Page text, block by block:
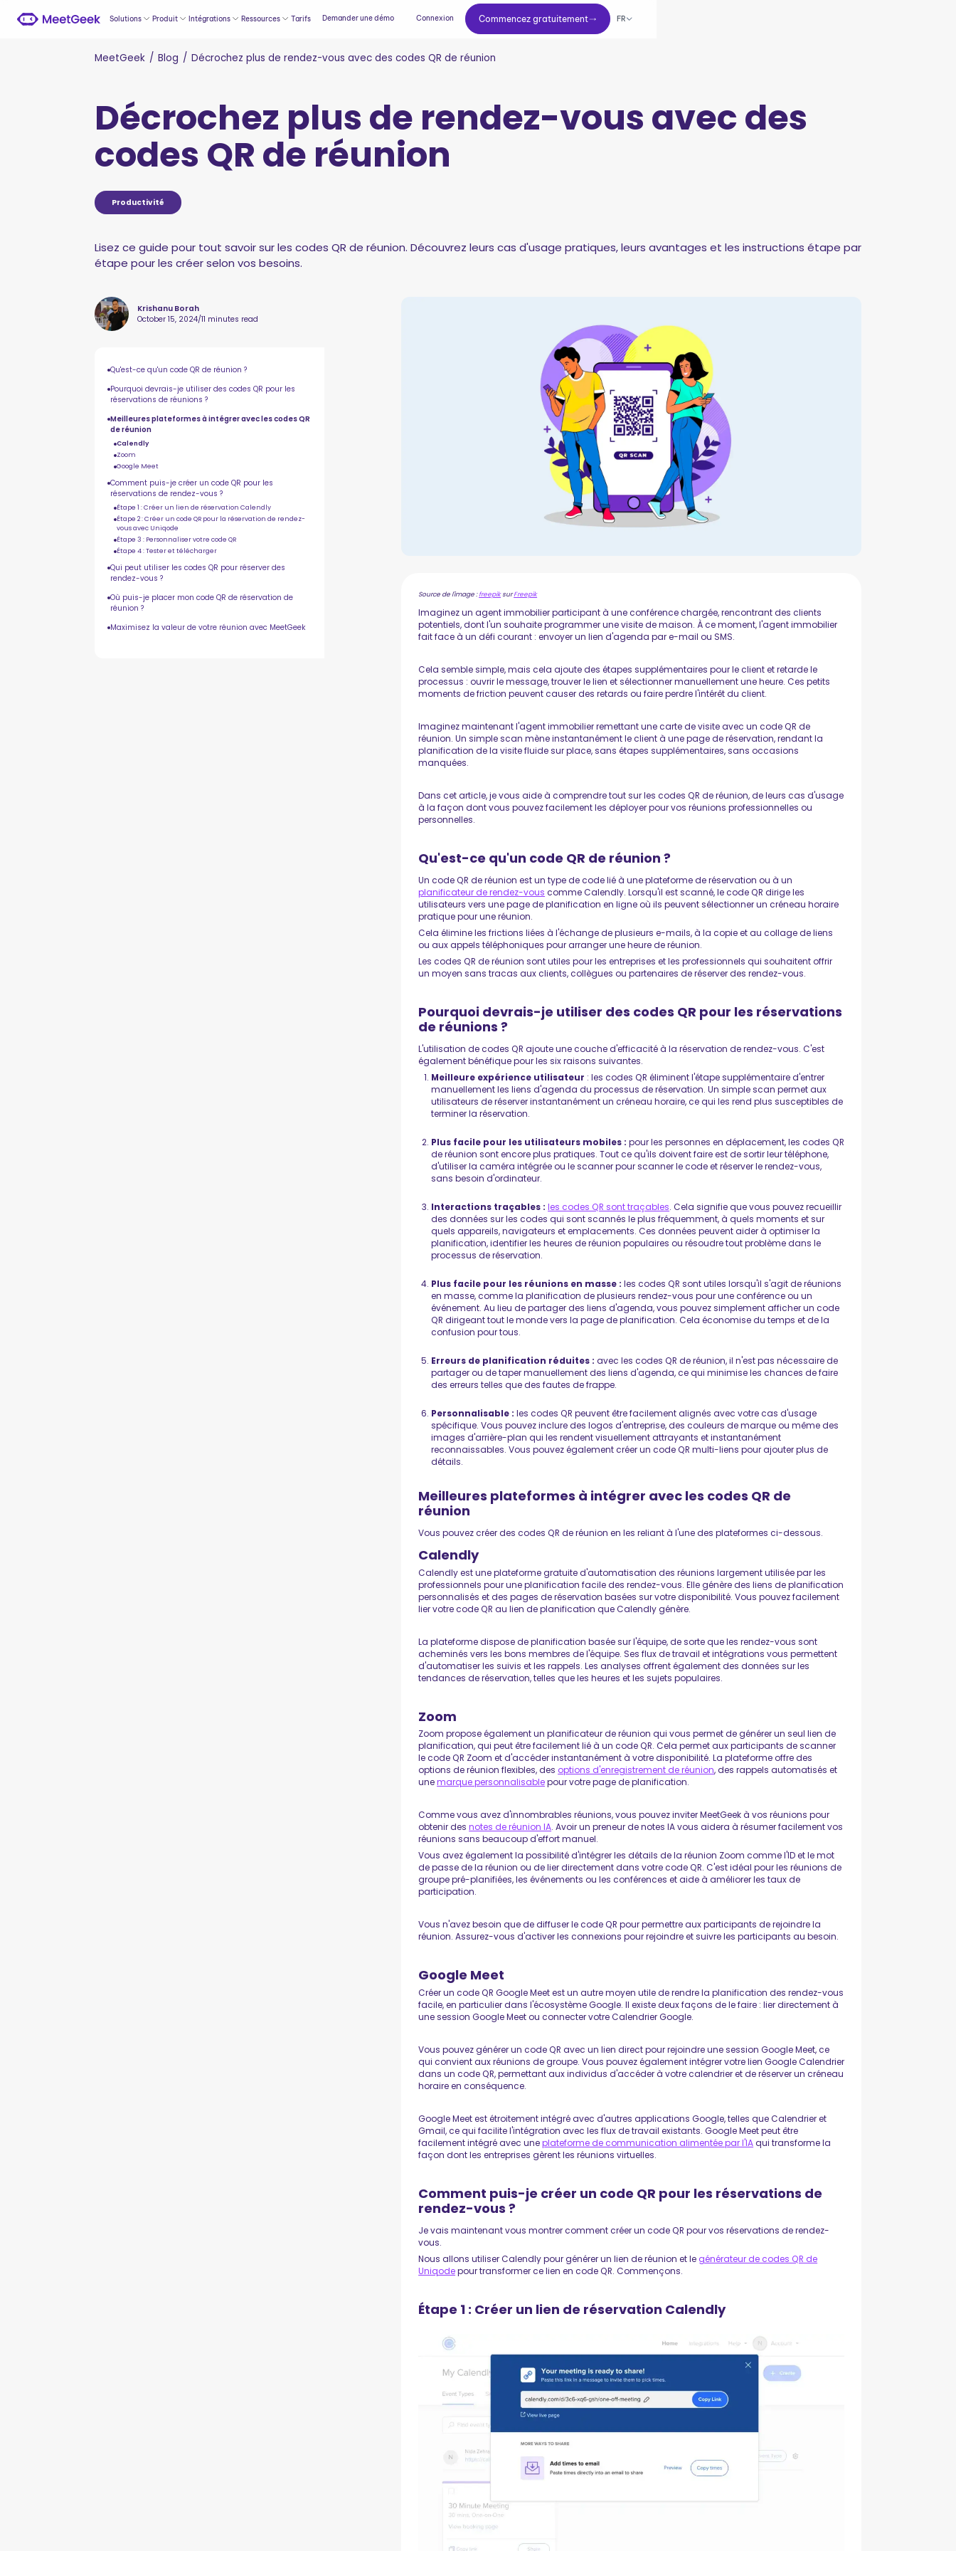
Solutions Produit Intégrations Ressources Tarifs Demander une démo Connexion Commencez gratuitement
Commencez gratuitement
FR
MeetGeek / Blog / Décrochez plus de rendez-vous avec des codes QR de réunion
Décrochez plus de rendez-vous avec des
codes QR de réunion
Productivité
Lisez ce guide pour tout savoir sur les codes QR de réunion. Découvrez leurs cas d'usage pratiques, leurs avantages et les instructions étape par
étape pour les créer selon vos besoins.
Krishanu Borah
October 15, 2024/11 minutes read
Qu'est-ce qu'un code QR de réunion ?
Pourquoi devrais-je utiliser des codes QR pour les
réservations de réunions ?
Meilleures plateformes à intégrer avec les codes QR
de réunion
Calendly
Zoom
Google Meet
Comment puis-je créer un code QR pour les
réservations de rendez-vous ?
Étape 1 : Créer un lien de réservation Calendly
Étape 2 : Créer un code QR pour la réservation de rendez-
vous avec Uniqode
Étape 3 : Personnaliser votre code QR
Étape 4 : Tester et télécharger
Qui peut utiliser les codes QR pour réserver des
rendez-vous ?
Où puis-je placer mon code QR de réservation de
réunion ?
Maximisez la valeur de votre réunion avec MeetGeek
Source de l'image :freepiksurFreepik
Imaginez un agent immobilier participant à une conférence chargée, rencontrant des clients
potentiels, dont l'un souhaite programmer une visite de maison. À ce moment, l'agent immobilier
fait face à un défi courant : envoyer un lien d'agenda par e-mail ou SMS.
Cela semble simple, mais cela ajoute des étapes supplémentaires pour le client et retarde le
processus : ouvrir le message, trouver le lien et sélectionner manuellement une heure. Ces petits
moments de friction peuvent causer des retards ou faire perdre l'intérêt du client.
Imaginez maintenant l'agent immobilier remettant une carte de visite avec un code QR de
réunion. Un simple scan mène instantanément le client à une page de réservation, rendant la
planification de la visite fluide sur place, sans étapes supplémentaires, sans occasions
manquées.
Dans cet article, je vous aide à comprendre tout sur les codes QR de réunion, de leurs cas d'usage
à la façon dont vous pouvez facilement les déployer pour vos réunions professionnelles ou
personnelles.
Qu'est-ce qu'un code QR de réunion ?
Un code QR de réunion est un type de code lié à une plateforme de réservation ou à un
planificateur de rendez-vous comme Calendly. Lorsqu'il est scanné, le code QR dirige les
utilisateurs vers une page de planification en ligne où ils peuvent sélectionner un créneau horaire
pratique pour une réunion.
Cela élimine les frictions liées à l'échange de plusieurs e-mails, à la copie et au collage de liens
ou aux appels téléphoniques pour arranger une heure de réunion.
Les codes QR de réunion sont utiles pour les entreprises et les professionnels qui souhaitent offrir
un moyen sans tracas aux clients, collègues ou partenaires de réserver des rendez-vous.
Pourquoi devrais-je utiliser des codes QR pour les réservations
de réunions ?
L'utilisation de codes QR ajoute une couche d'efficacité à la réservation de rendez-vous. C'est
également bénéfique pour les six raisons suivantes.
Meilleure expérience utilisateur : les codes QR éliminent l'étape supplémentaire d'entrer
manuellement les liens d'agenda du processus de réservation. Un simple scan permet aux
utilisateurs de réserver instantanément un créneau horaire, ce qui les rend plus susceptibles de
terminer la réservation.
Plus facile pour les utilisateurs mobiles : pour les personnes en déplacement, les codes QR
de réunion sont encore plus pratiques. Tout ce qu'ils doivent faire est de sortir leur téléphone,
d'utiliser la caméra intégrée ou le scanner pour scanner le code et réserver le rendez-vous,
sans besoin d'ordinateur.
Interactions traçables :les codes QR sont traçables. Cela signifie que vous pouvez recueillir
des données sur les codes qui sont scannés le plus fréquemment, à quels moments et sur
quels appareils, navigateurs et emplacements. Ces données peuvent aider à optimiser la
planification, identifier les heures de réunion populaires ou résoudre tout problème dans le
processus de réservation.
Plus facile pour les réunions en masse :les codes QR sont utiles lorsqu'il s'agit de réunions
en masse, comme la planification de plusieurs rendez-vous pour une conférence ou un
événement. Au lieu de partager des liens d'agenda, vous pouvez simplement afficher un code
QR dirigeant tout le monde vers la page de planification. Cela économise du temps et de la
confusion pour tous.
Erreurs de planification réduites :avec les codes QR de réunion, il n'est pas nécessaire de
partager ou de taper manuellement des liens d'agenda, ce qui minimise les chances de faire
des erreurs telles que des fautes de frappe.
Personnalisable : les codes QR peuvent être facilement alignés avec votre cas d'usage
spécifique. Vous pouvez inclure des logos d'entreprise, des couleurs de marque ou même des
images d'arrière-plan qui les rendent visuellement attrayants et instantanément
reconnaissables. Vous pouvez également créer un code QR multi-liens pour ajouter plus de
détails.
Meilleures plateformes à intégrer avec les codes QR de
réunion
Vous pouvez créer des codes QR de réunion en les reliant à l'une des plateformes ci-dessous.
Calendly
Calendly est une plateforme gratuite d'automatisation des réunions largement utilisée par les
professionnels pour une planification facile des rendez-vous. Elle génère des liens de planification
personnalisés et des pages de réservation basées sur votre disponibilité. Vous pouvez facilement
lier votre code QR au lien de planification que Calendly génère.
La plateforme dispose de planification basée sur l'équipe, de sorte que les rendez-vous sont
acheminés vers les bons membres de l'équipe. Ses flux de travail et intégrations vous permettent
d'automatiser les suivis et les rappels. Les analyses offrent également des données sur les
tendances de réservation, telles que les heures et les sujets populaires.
Zoom
Zoom propose également un planificateur de réunion qui vous permet de générer un seul lien de
planification, qui peut être facilement lié à un code QR. Cela permet aux participants de scanner
le code QR Zoom et d'accéder instantanément à votre disponibilité. La plateforme offre des
options de réunion flexibles, des options d'enregistrement de réunion, des rappels automatisés et
unemarque personnalisablepour votre page de planification.
Comme vous avez d'innombrables réunions, vous pouvez inviter MeetGeek à vos réunions pour
obtenir desnotes de réunion IA. Avoir un preneur de notes IA vous aidera à résumer facilement vos
réunions sans beaucoup d'effort manuel.
Vous avez également la possibilité d'intégrer les détails de la réunion Zoom comme l'ID et le mot
de passe de la réunion ou de lier directement dans votre code QR. C'est idéal pour les réunions de
groupe pré-planifiées, les événements ou les conférences et aide à améliorer les taux de
participation.
Vous n'avez besoin que de diffuser le code QR pour permettre aux participants de rejoindre la
réunion. Assurez-vous d'activer les connexions pour rejoindre et suivre les participants au besoin.
Google Meet
Créer un code QR Google Meet est un autre moyen utile de rendre la planification des rendez-vous
facile, en particulier dans l'écosystème Google. Il existe deux façons de le faire : lier directement à
une session Google Meet ou connecter votre Calendrier Google.
Vous pouvez générer un code QR avec un lien direct pour rejoindre une session Google Meet, ce
qui convient aux réunions de groupe. Vous pouvez également intégrer votre lien Google Calendrier
dans un code QR, permettant aux individus d'accéder à votre calendrier et de réserver un créneau
horaire en conséquence.
Google Meet est étroitement intégré avec d'autres applications Google, telles que Calendrier et
Gmail, ce qui facilite l'intégration avec les flux de travail existants. Google Meet peut être
facilement intégré avec uneplateforme de communication alimentée par l'IAqui transforme la
façon dont les entreprises gèrent les réunions virtuelles.
Comment puis-je créer un code QR pour les réservations de
rendez-vous ?
Je vais maintenant vous montrer comment créer un code QR pour vos réservations de rendez-
vous.
Nous allons utiliser Calendly pour générer un lien de réunion et le générateur de codes QR de
Uniqodepour transformer ce lien en code QR. Commençons.
Étape 1 : Créer un lien de réservation Calendly